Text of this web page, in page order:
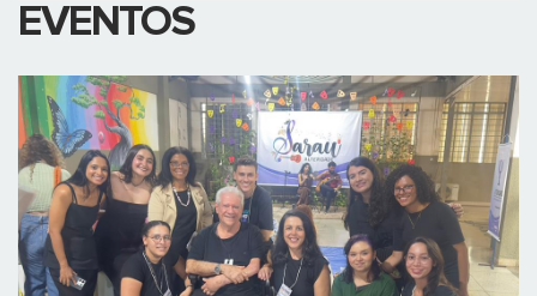
EVENTOS